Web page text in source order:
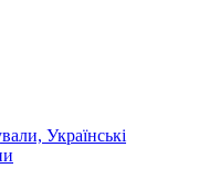
Українські